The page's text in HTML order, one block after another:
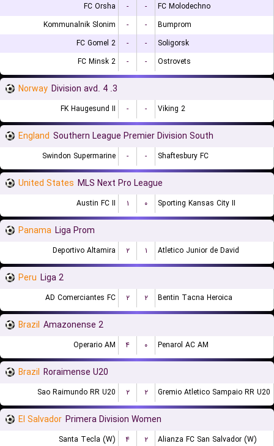
FC Orsha
- -
FC Molodechno
Kommunalnik Slonim
- -
Bumprom
FC Gomel 2
- -
Soligorsk
FC Minsk 2
- - Ostrovets
Norway 3. Division avd. 4
FK Haugesund II - - Viking 2
England Southern League Premier Division South
Swindon Supermarine - - Shaftesbury FC
United States MLS Next Pro League
Austin FC II ۱ ۰ Sporting Kansas City II
Panama Liga Prom
Deportivo Altamira ۲ ۱ Atletico Junior de David
Peru Liga 2
AD Comerciantes FC ۲ ۲ Bentin Tacna Heroica
Brazil Amazonense 2
Operario AM ۴ ۰ Penarol AC AM
Brazil Roraimense U20
Sao Raimundo RR U20 ۲ ۲ Gremio Atletico Sampaio RR U20
El Salvador Primera Division Women
Santa Tecla (W) ۴ ۲ Alianza FC San Salvador (W)